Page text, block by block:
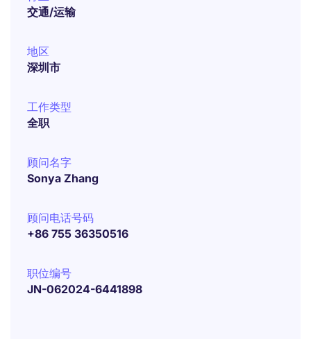
交通/运输
地区
深圳市
工作类型
全职
顾问名字
Sonya Zhang
顾问电话号码
+86 755 36350516
职位编号
JN-062024-6441898